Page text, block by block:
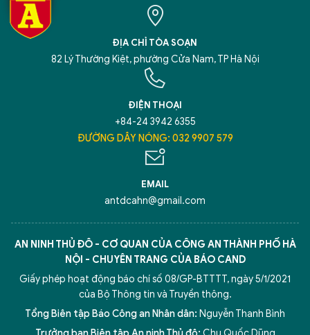
ĐỊA CHỈ TÒA SOẠN
82 Lý Thường Kiệt, phường Cửa Nam, TP Hà Nội
ĐIỆN THOẠI
+84-24 3942 6355
ĐƯỜNG DÂY NÓNG: 032 9907 579
EMAIL
antdcahn@gmail.com
AN NINH THỦ ĐÔ - CƠ QUAN CỦA CÔNG AN THÀNH PHỐ HÀ
NỘI - CHUYÊN TRANG CỦA BÁO CAND
Giấy phép hoạt động báo chí số 08/GP-BTTTT, ngày 5/1/2021
của Bộ Thông tin và Truyền thông.
Tổng Biên tập Báo Công an Nhân dân: Nguyễn Thanh Bình